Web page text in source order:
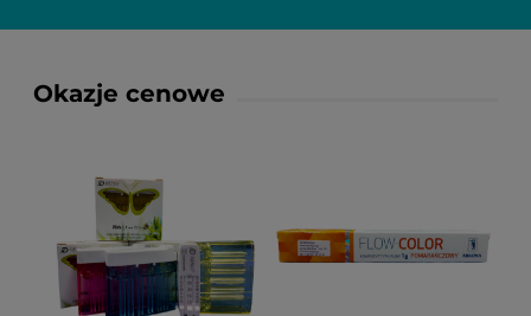
Okazje cenowe